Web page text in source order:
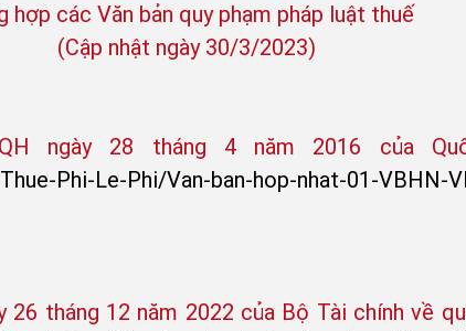
hợp các Văn bản quy phạm pháp luật thuế
(Cập nhật ngày 30/3/2023)
ngày 28 tháng 4 năm 2016 của
Phi-Le-Phi/Van-ban-hop-nhat-01-VBHN-
26 tháng 12 năm 2022 của Bộ Tài chính về